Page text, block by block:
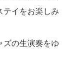
テイをお楽しみ
ズの生演奏をゆ